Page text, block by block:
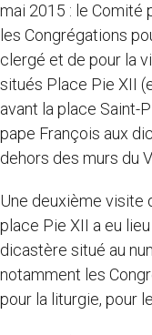
mai 2015 : le Comité
les Congrégations
clergé et de pour la
situés Place Pie XII
avant la place Saint-
pape François aux
dehors des murs du
Une deuxième visite
place Pie XII a eu
dicastère situé au
notamment les
pour la liturgie, pour